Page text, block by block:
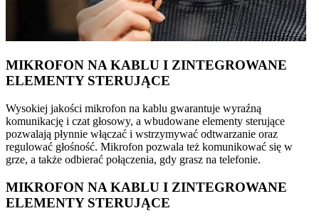
MIKROFON NA KABLU I ZINTEGROWANE
ELEMENTY STERUJĄCE
Wysokiej jakości mikrofon na kablu gwarantuje wyraźną
komunikację i czat głosowy, a wbudowane elementy sterujące
pozwalają płynnie włączać i wstrzymywać odtwarzanie oraz
regulować głośność. Mikrofon pozwala też komunikować się w
grze, a także odbierać połączenia, gdy grasz na telefonie.
MIKROFON NA KABLU I ZINTEGROWANE
ELEMENTY STERUJĄCE